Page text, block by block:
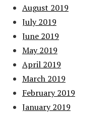
August 2019
July 2019
June 2019
May 2019
April 2019
March 2019
February 2019
January 2019